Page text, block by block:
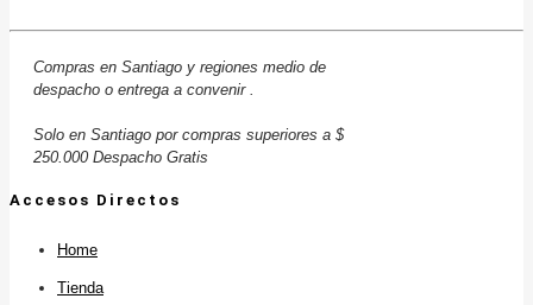
Compras en Santiago y regiones medio de
despacho o entrega a convenir .
Solo en Santiago por compras superiores a $
250.000 Despacho Gratis
Accesos Directos
Home
Tienda